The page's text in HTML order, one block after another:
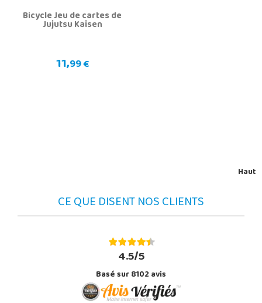
Bicycle Jeu de cartes de
Jujutsu Kaisen
11,99 €
Haut
CE QUE DISENT NOS CLIENTS
4.5/5
Basé sur 8102 avis